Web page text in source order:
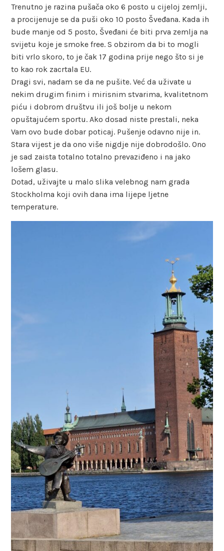
Trenutno je razina pušača oko 6 posto u cijeloj zemlji,
a procijenuje se da puši oko 10 posto Šveđana. Kada ih
bude manje od 5 posto, Šveđani će biti prva zemlja na
svijetu koje je smoke free. S obzirom da bi to mogli
biti vrlo skoro, to je čak 17 godina prije nego što si je
to kao rok zacrtala EU.
Dragi svi, nadam se da ne pušite. Već da uživate u
nekim drugim finim i mirisnim stvarima, kvalitetnom
piću i dobrom društvu ili još bolje u nekom
opuštajućem sportu. Ako dosad niste prestali, neka
Vam ovo bude dobar poticaj. Pušenje odavno nije in.
Stara vijest je da ono više nigdje nije dobrodošlo. Ono
je sad zaista totalno totalno prevaziđeno i na jako
lošem glasu.
Dotad, uživajte u malo slika velebnog nam grada
Stockholma koji ovih dana ima lijepe ljetne
temperature.